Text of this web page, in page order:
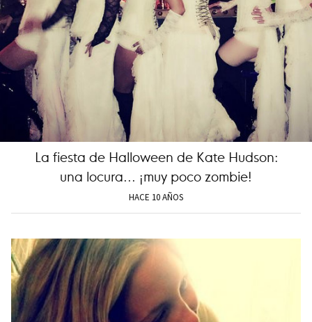
La fiesta de Halloween de Kate Hudson:
una locura... ¡muy poco zombie!
HACE 10 AÑOS